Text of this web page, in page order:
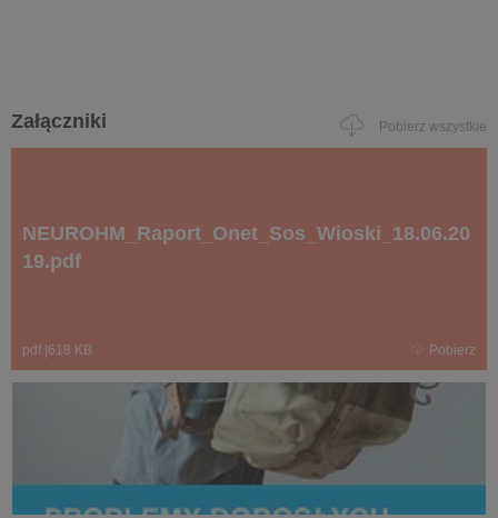
Załączniki Pobierz wszystkie
NEUROHM_Raport_Onet_Sos_Wioski_18.06.20
19.pdf
pdf 618 KB Pobierz